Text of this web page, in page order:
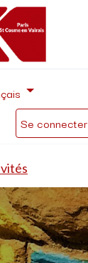
Se connecter